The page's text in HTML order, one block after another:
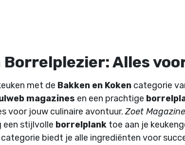
Borrelplezier: Alles
met de Bakken en Koken categorie
magazines en een prachtige
voor jouw culinaire avontuur.Zoet Magazine
een stijlvolle borrelplank toe aan je
biedt je alle ingrediënten voor